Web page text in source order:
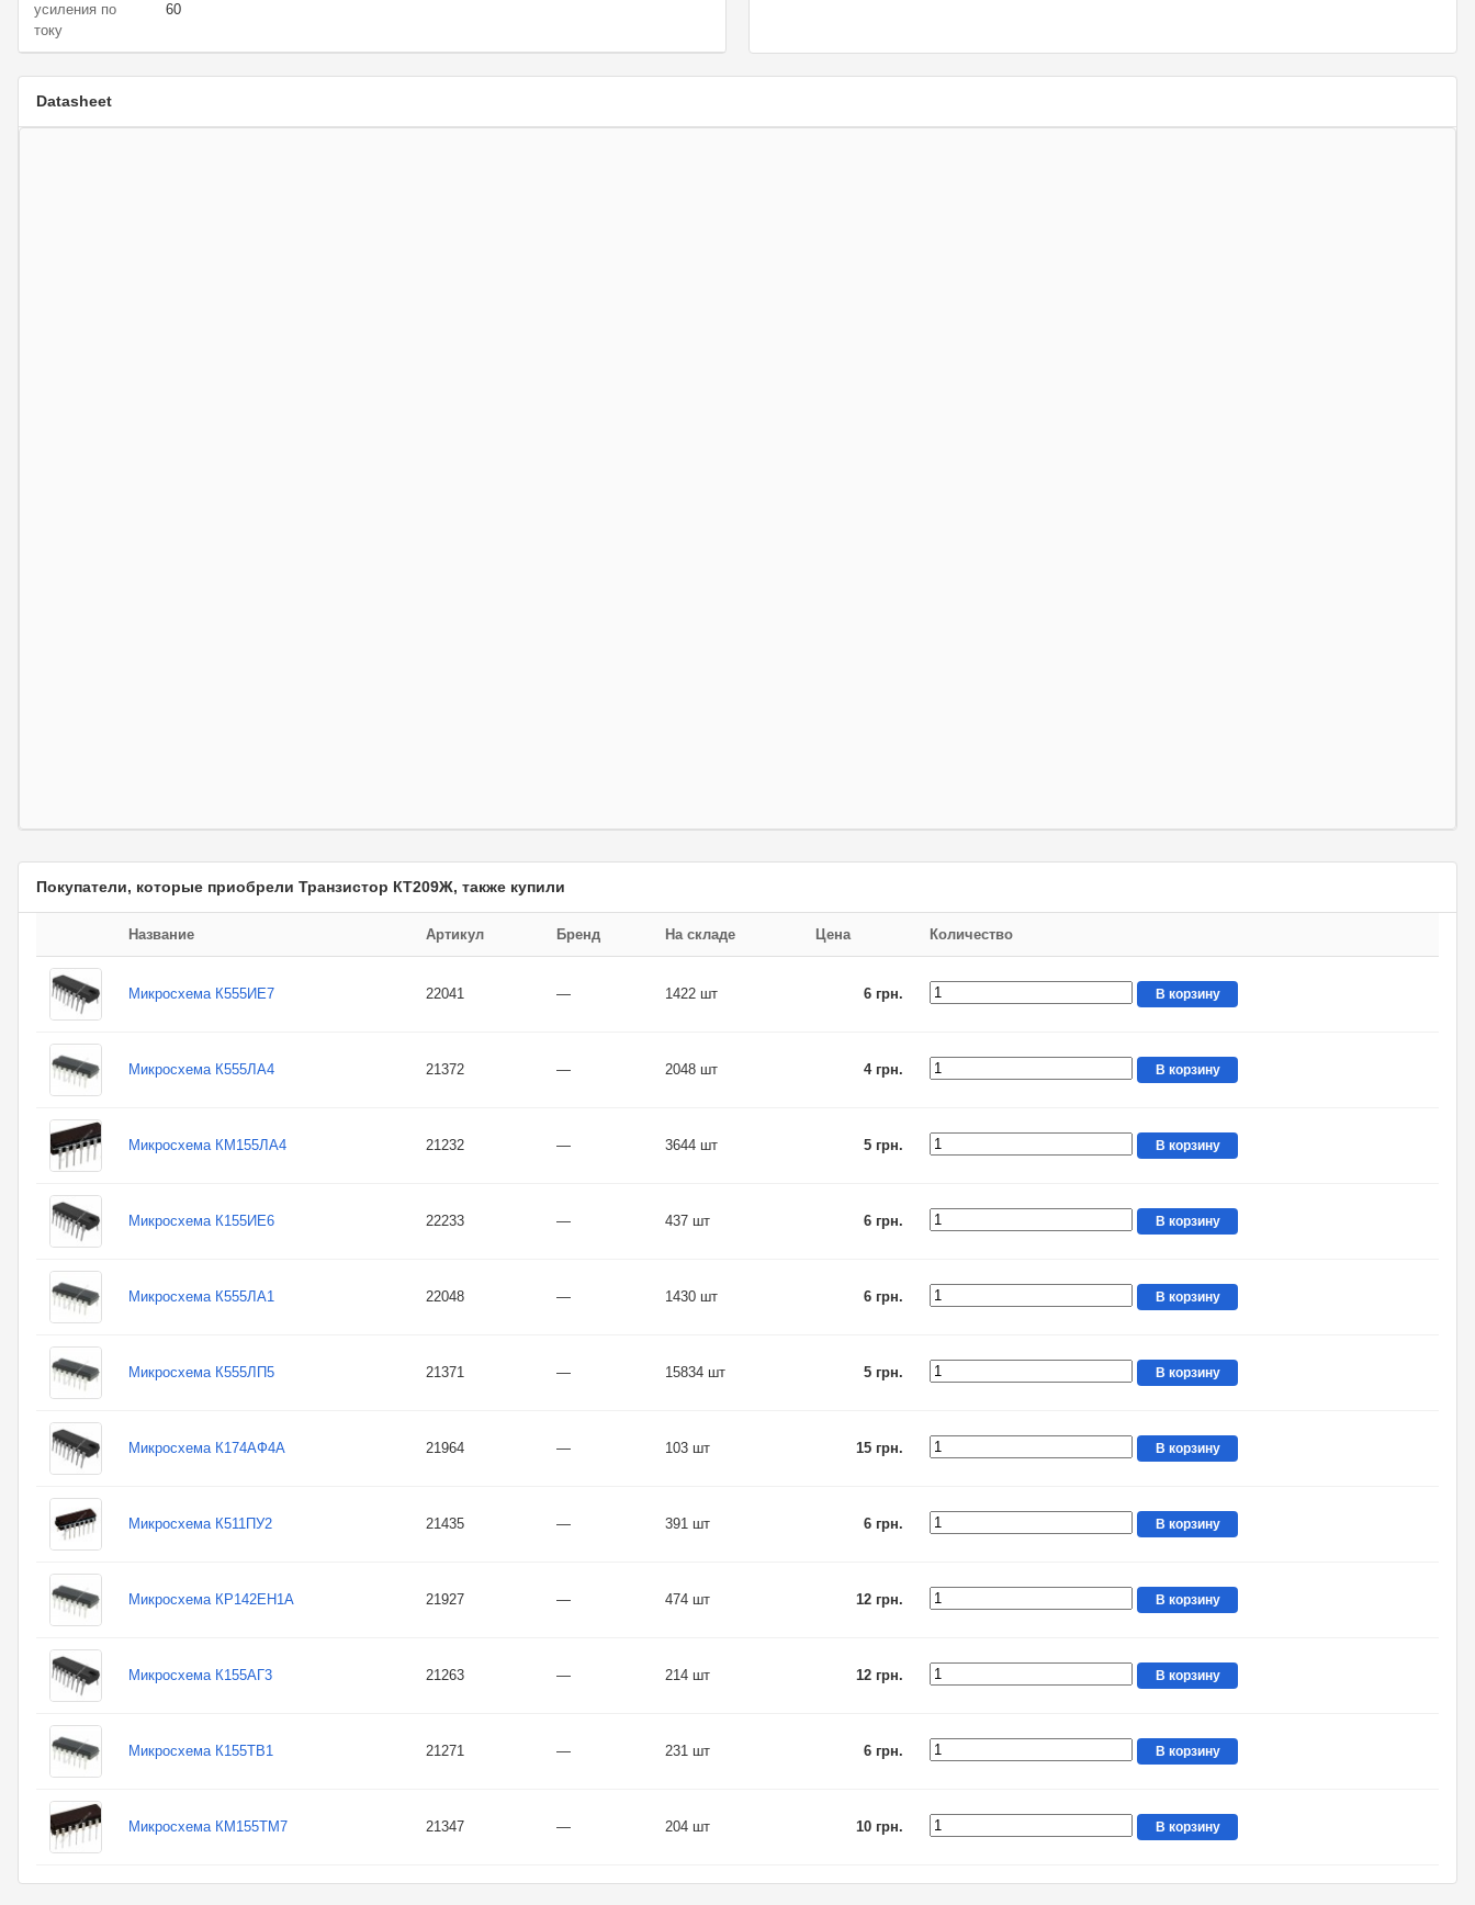
усиления по
току
60
Datasheet
Покупатели, которые приобрели Транзистор КТ209Ж, также купили
Название Артикул Бренд На складе Цена Количество
Микросхема К555ИЕ7 22041 — 1422 шт 6 грн. В корзину
Микросхема К555ЛА4 21372 — 2048 шт 4 грн. В корзину
Микросхема КМ155ЛА4 21232 — 3644 шт 5 грн. В корзину
Микросхема К155ИЕ6 22233 — 437 шт 6 грн. В корзину
Микросхема К555ЛА1 22048 — 1430 шт 6 грн. В корзину
Микросхема К555ЛП5 21371 — 15834 шт 5 грн. В корзину
Микросхема К174АФ4А 21964 — 103 шт 15 грн. В корзину
Микросхема К511ПУ2 21435 — 391 шт 6 грн. В корзину
Микросхема КР142ЕН1А 21927 — 474 шт 12 грн. В корзину
Микросхема К155АГ3 21263 — 214 шт 12 грн. В корзину
Микросхема К155ТВ1 21271 — 231 шт 6 грн. В корзину
Микросхема КМ155ТМ7 21347 — 204 шт 10 грн. В корзину